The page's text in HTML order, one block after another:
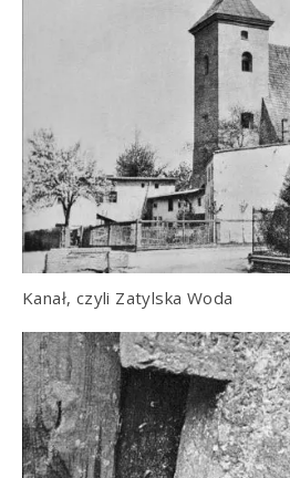
Kanał, czyli Zatylska Woda